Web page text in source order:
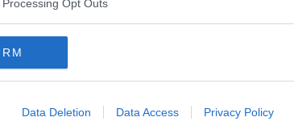
Opt Outs
Data Deletion Data Access Privacy Policy
SPETTACOLO
"Non solo disciplina, anche